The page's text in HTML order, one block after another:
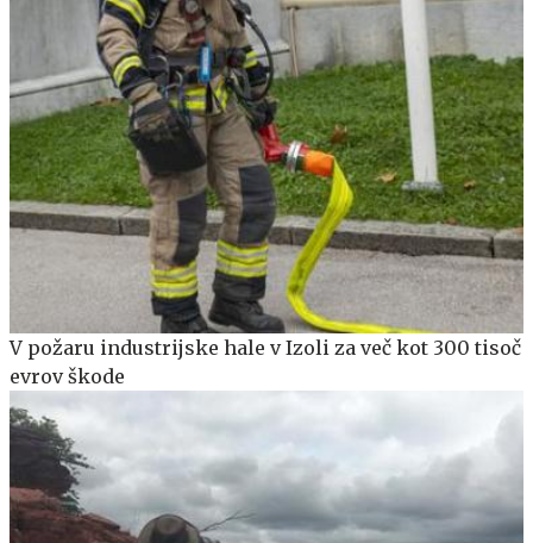
V požaru industrijske hale v Izoli za več kot 300 tisoč
evrov škode